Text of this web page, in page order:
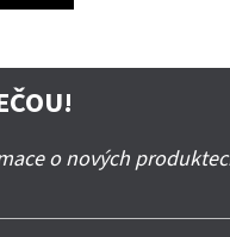
o nových